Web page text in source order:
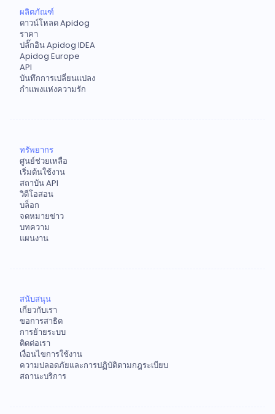
ผลิตภัณฑ์
ดาวน์โหลด Apidog
ราคา
ปลั๊กอิน Apidog IDEA
Apidog Europe
API
บันทึกการเปลี่ยนแปลง
กำแพงแห่งความรัก
ทรัพยากร
ศูนย์ช่วยเหลือ
เริ่มต้นใช้งาน
สถาบัน API
วิดีโอสอน
บล็อก
จดหมายข่าว
บทความ
แผนงาน
สนับสนุน
เกี่ยวกับเรา
ขอการสาธิต
การย้ายระบบ
ติดต่อเรา
เงื่อนไขการใช้งาน
ความปลอดภัยและการปฏิบัติตามกฎระเบียบ
สถานะบริการ